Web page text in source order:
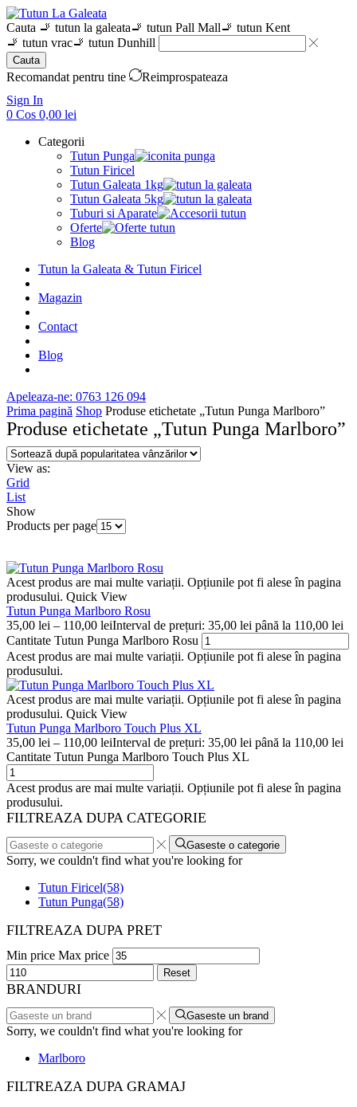
Cauta 🚬 tutun la galeata🚬 tutun Pall Mall🚬 tutun Kent
🚬 tutun vrac🚬 tutun Dunhill
Cauta
Recomandat pentru tine
Reimprospateaza
Sign In
0 Cos 0,00 lei
Categorii
Tutun Punga
Tutun Firicel
Tutun Galeata 1kg
Tutun Galeata 5kg
Tuburi si Aparate
Oferte
Blog
Tutun la Galeata & Tutun Firicel
Magazin
Contact
Blog
Apeleaza-ne: 0763 126 094
Prima pagină Shop Produse etichetate „Tutun Punga Marlboro”
Produse etichetate „Tutun Punga Marlboro”
View as:
Grid
List
Show
Products per page
Acest produs are mai multe variații. Opțiunile pot fi alese în pagina
produsului. Quick View
Tutun Punga Marlboro Rosu
35,00 lei – 110,00 leiInterval de prețuri: 35,00 lei până la 110,00 lei
Cantitate Tutun Punga Marlboro Rosu
Acest produs are mai multe variații. Opțiunile pot fi alese în pagina
produsului.
Acest produs are mai multe variații. Opțiunile pot fi alese în pagina
produsului. Quick View
Tutun Punga Marlboro Touch Plus XL
35,00 lei – 110,00 leiInterval de prețuri: 35,00 lei până la 110,00 lei
Cantitate Tutun Punga Marlboro Touch Plus XL
Acest produs are mai multe variații. Opțiunile pot fi alese în pagina
produsului.
FILTREAZA DUPA CATEGORIE
Gaseste o categorie
Sorry, we couldn't find what you're looking for
Tutun Firicel(58)
Tutun Punga(58)
FILTREAZA DUPA PRET
Min price Max price
Reset
BRANDURI
Gaseste un brand
Sorry, we couldn't find what you're looking for
Marlboro
FILTREAZA DUPA GRAMAJ